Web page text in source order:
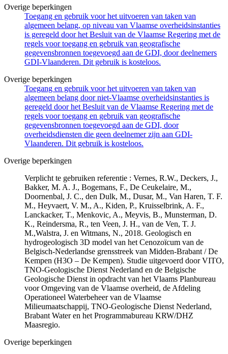
Overige beperkingen
Toegang en gebruik voor het uitvoeren van taken van
algemeen belang, op niveau van Vlaamse overheidsinstanties
is geregeld door het Besluit van de Vlaamse Regering met de
regels voor toegang en gebruik van geografische
gegevensbronnen toegevoegd aan de GDI, door deelnemers
GDI-Vlaanderen. Dit gebruik is kosteloos.
Overige beperkingen
Toegang en gebruik voor het uitvoeren van taken van
algemeen belang door niet-Vlaamse overheidsinstanties is
geregeld door het Besluit van de Vlaamse Regering met de
regels voor toegang en gebruik van geografische
gegevensbronnen toegevoegd aan de GDI, door
overheidsdiensten die geen deelnemer zijn aan GDI-
Vlaanderen. Dit gebruik is kosteloos.
Overige beperkingen
Verplicht te gebruiken referentie : Vernes, R.W., Deckers, J.,
Bakker, M. A. J., Bogemans, F., De Ceukelaire, M.,
Doornenbal, J. C., den Dulk, M., Dusar, M., Van Haren, T. F.
M., Heyvaert, V. M., A., Kiden, P., Kruisselbrink, A. F.,
Lanckacker, T., Menkovic, A., Meyvis, B., Munsterman, D.
K., Reindersma, R., ten Veen, J. H., van de Ven, T. J.
M.,Walstra, J. en Witmans, N., 2018. Geologisch en
hydrogeologisch 3D model van het Cenozoïcum van de
Belgisch-Nederlandse grensstreek van Midden-Brabant / De
Kempen (H3O – De Kempen). Studie uitgevoerd door VITO,
TNO-Geologische Dienst Nederland en de Belgische
Geologische Dienst in opdracht van het Vlaams Planbureau
voor Omgeving van de Vlaamse overheid, de Afdeling
Operationeel Waterbeheer van de Vlaamse
Milieumaatschappij, TNO-Geologische Dienst Nederland,
Brabant Water en het Programmabureau KRW/DHZ
Maasregio.
Overige beperkingen